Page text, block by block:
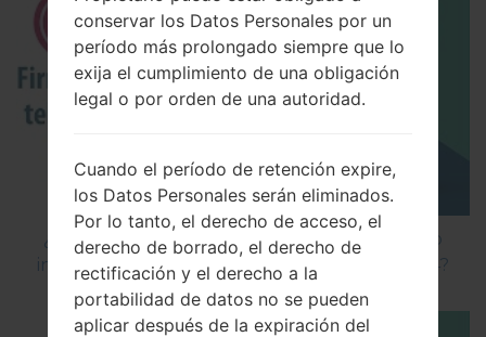
¿Cómo instalar Firmware Oficial en el teléfono
inteligente de LG mediante LG Flash Tool 2014?
conservar los Datos Personales por un
período más prolongado siempre que lo
exija el cumplimiento de una obligación
legal o por orden de una autoridad.
Cuando el período de retención expire,
los Datos Personales serán eliminados.
Por lo tanto, el derecho de acceso, el
derecho de borrado, el derecho de
rectificación y el derecho a la
portabilidad de datos no se pueden
aplicar después de la expiración del